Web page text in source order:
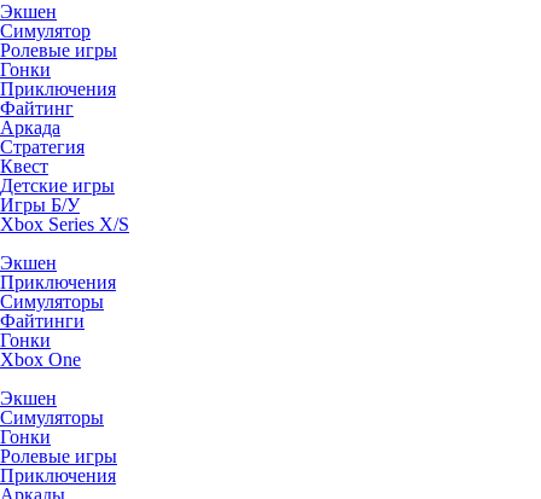
Экшен
Симулятор
Ролевые игры
Гонки
Приключения
Файтинг
Аркада
Стратегия
Квест
Детские игры
Игры Б/У
Xbox Series X/S
Экшен
Приключения
Симуляторы
Файтинги
Гонки
Xbox One
Экшен
Симуляторы
Гонки
Ролевые игры
Приключения
Аркады